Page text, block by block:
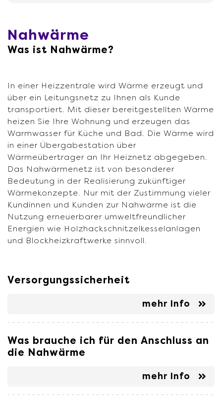
Nahwärme
Was ist Nahwärme?
In einer Heizzentrale wird Wärme erzeugt und
über ein Leitungsnetz zu Ihnen als Kunde
transportiert. Mit dieser bereitgestellten Wärme
heizen Sie Ihre Wohnung und erzeugen das
Warmwasser für Küche und Bad. Die Wärme wird
in einer Übergabestation über
Wärmeübertrager an Ihr Heiznetz abgegeben.
Das Nahwärmenetz ist von besonderer
Bedeutung in der Realisierung zukünftiger
Wärmekonzepte. Nur mit der Zustimmung vieler
Kundinnen und Kunden zur Nahwärme ist die
Nutzung erneuerbarer umweltfreundlicher
Energien wie Holzhackschnitzelkesselanlagen
und Blockheizkraftwerke sinnvoll.
Versorgungssicherheit
mehr Info
Was brauche ich für den Anschluss an
die Nahwärme
mehr Info